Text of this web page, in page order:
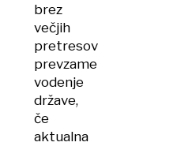
brez
večjih
pretresov
prevzame
vodenje
države,
če
aktualna